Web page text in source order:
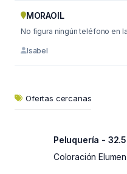
MORAOIL
No figura ningún teléfono en
Isabel
Ofertas cercanas
Peluquería -
Coloración